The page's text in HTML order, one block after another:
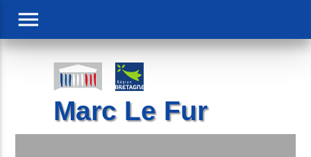
Marc Le Fur
menu